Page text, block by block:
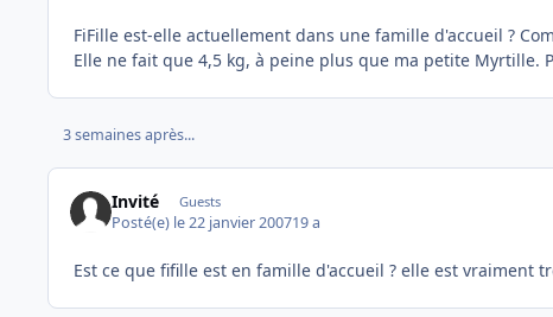
FiFille est-elle actuellement dans une famille d'accueil ?
Elle ne fait que 4,5 kg, à peine plus que ma petite Myrtille.
3 semaines après...
Invité Guests
Posté(e) le 22 janvier 200719 a
Est ce que fifille est en famille d'accueil ? elle est vraiment